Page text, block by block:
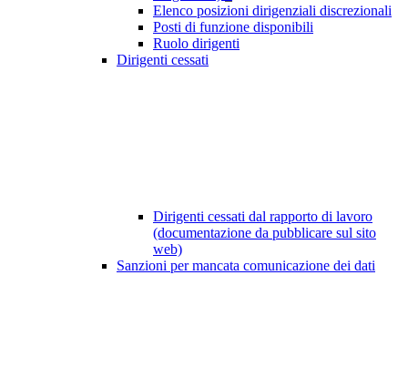
Elenco posizioni dirigenziali discrezionali
Posti di funzione disponibili
Ruolo dirigenti
Dirigenti cessati
Dirigenti cessati dal rapporto di lavoro
(documentazione da pubblicare sul sito
web)
Sanzioni per mancata comunicazione dei dati